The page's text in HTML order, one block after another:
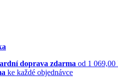
doprava zdarma od 1 069,00
ke každé objednávce